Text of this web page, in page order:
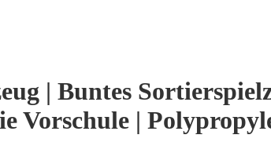
| Buntes
Vorschule |